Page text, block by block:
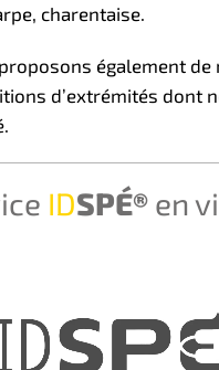
charentaise.
également de
d’extrémités dont
IDSPÉ® en